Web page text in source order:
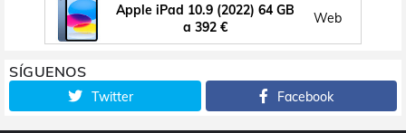
Apple iPad 10.9 (2022) 64 GB
a 392 €
Web
SÍGUENOS
Twitter Facebook